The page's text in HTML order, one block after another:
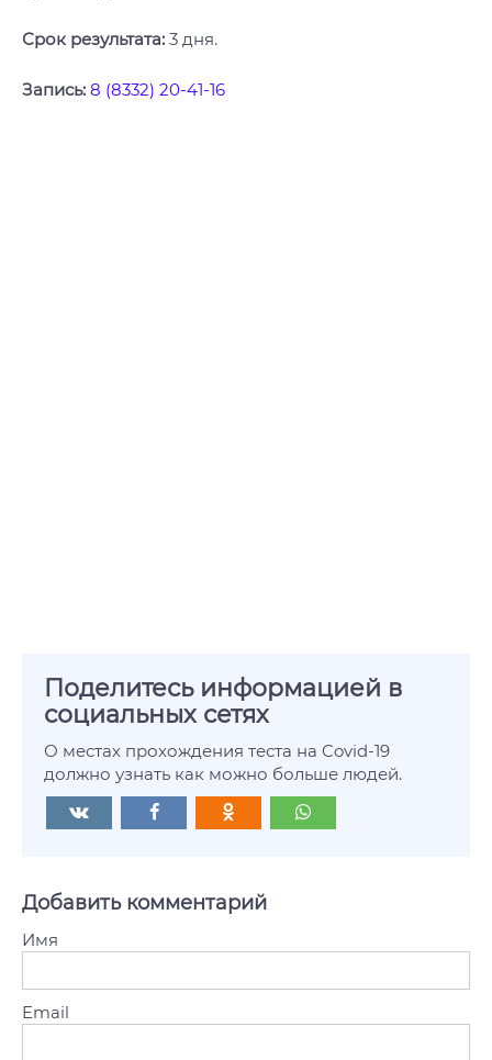
Срок результата: 3 дня.
Запись: 8 (8332) 20-41-16
Поделитесь информацией в
социальных сетях
О местах прохождения теста на Covid-19
должно узнать как можно больше людей.
Добавить комментарий
Имя
Email